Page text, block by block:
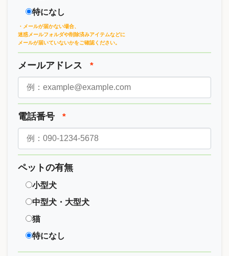
特になし
・メールが届かない場合、
迷惑メールフォルダや削除済みアイテムなどに
メールが届いていないかをご確認ください。
メールアドレス *
電話番号 *
ペットの有無
小型犬
中型犬・大型犬
猫
特になし